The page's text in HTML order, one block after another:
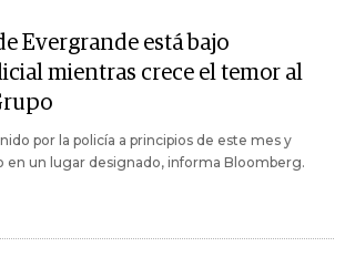
Evergrande está bajo
mientras crece el temor al
por la policía a principios de este mes y
en un lugar designado, informa Bloomberg.